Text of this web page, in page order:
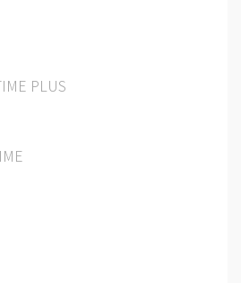
PLUS